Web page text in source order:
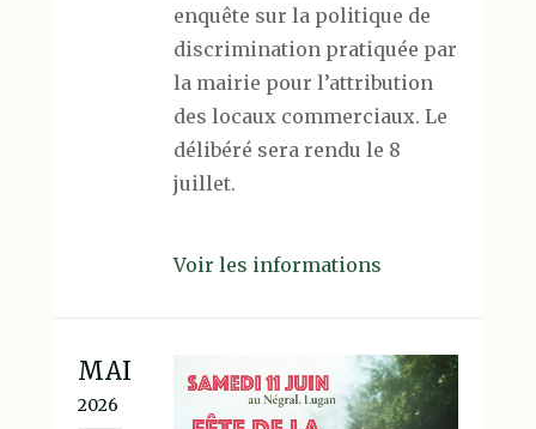
enquête sur la politique de
discrimination pratiquée par
la mairie pour l’attribution
des locaux commerciaux. Le
délibéré sera rendu le 8
juillet.
Voir les informations
MAI
2026